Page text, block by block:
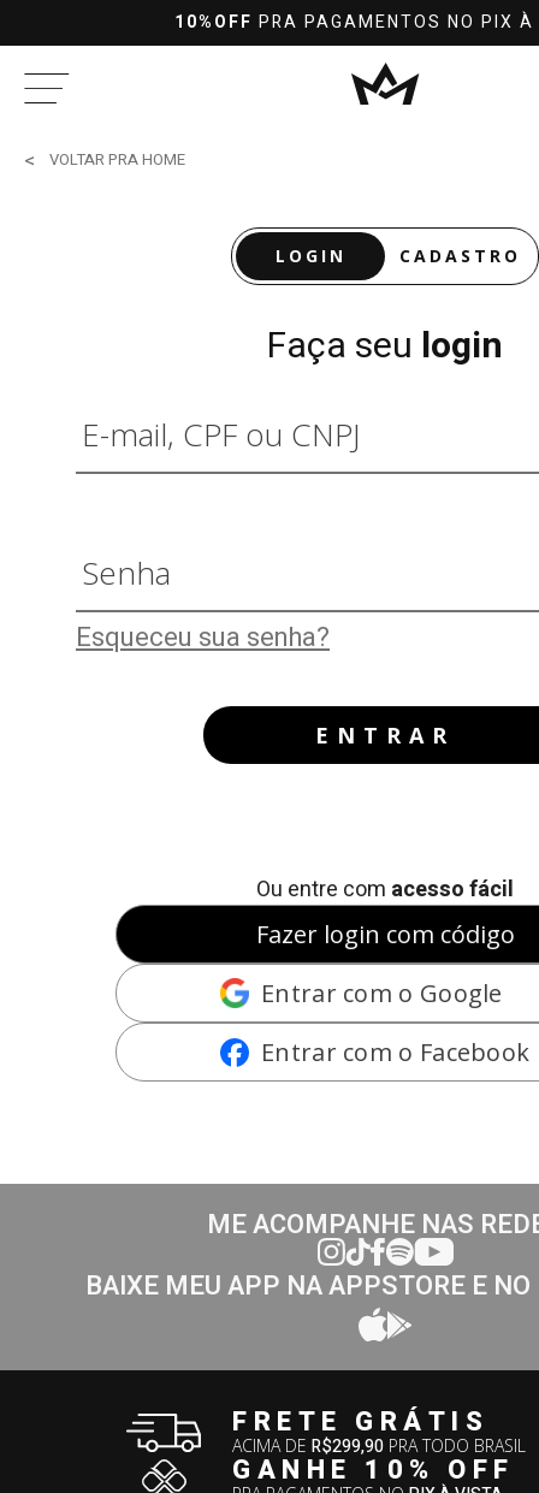
10%OFF PRA PAGAMENTOS NO PIX
VOLTAR PRA HOME
LOGIN CADASTRO
Faça seu login
Esqueceu sua senha?
ENTRAR
Ou entre com acesso fácil
Fazer login com código
Entrar com o Google
Entrar com o Facebook
ME ACOMPANHE NAS
BAIXE MEU APP NA APPSTORE E
FRETE GRÁTIS
ACIMA DER$299,90 PRA TODO BRASIL
GANHE 10% OFF